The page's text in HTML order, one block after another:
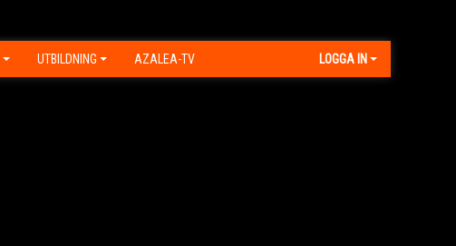
UTBILDNING AZALEA-TV LOGGA IN